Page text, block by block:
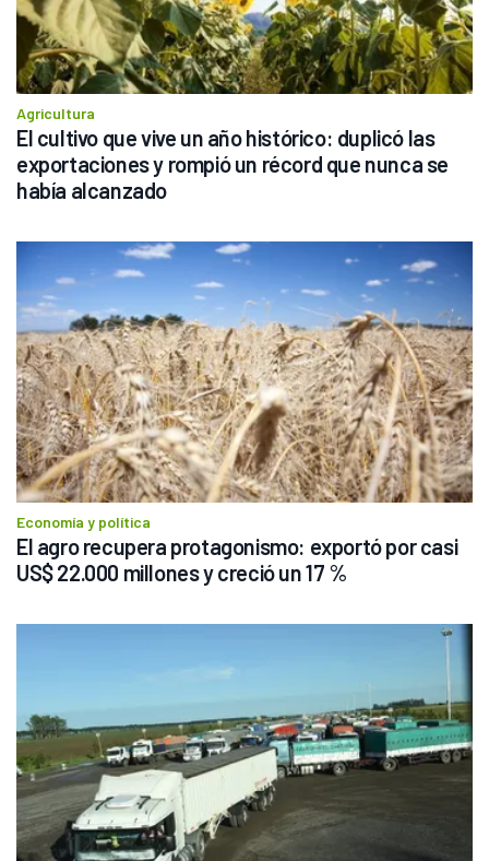
Agricultura
El cultivo que vive un año histórico: duplicó las
exportaciones y rompió un récord que nunca se
había alcanzado
Economía y política
El agro recupera protagonismo: exportó por casi
US$ 22.000 millones y creció un 17 %